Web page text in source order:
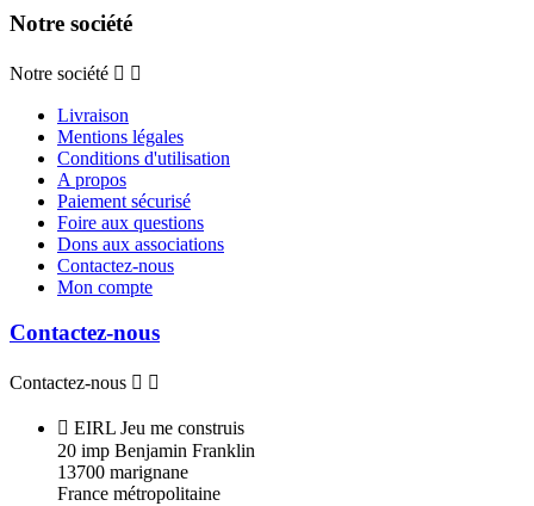
Notre société
Notre société  
Livraison
Mentions légales
Conditions d'utilisation
A propos
Paiement sécurisé
Foire aux questions
Dons aux associations
Contactez-nous
Mon compte
Contactez-nous
Contactez-nous  
 EIRL Jeu me construis
20 imp Benjamin Franklin
13700 marignane
France métropolitaine